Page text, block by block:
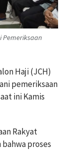
Haji (JCH)
pemeriksaan
ini Kamis
Rakyat
proses